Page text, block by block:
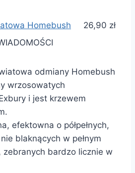
Homebush
26,90 zł
odmiany Homebush
wrzosowatych
i jest krzewem
efektowna o półpełnych,
blaknących w pełnym
zebranych bardzo licznie w